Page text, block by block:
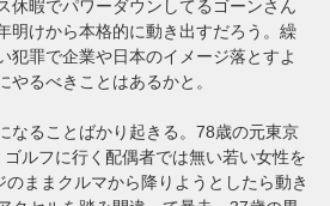
休暇でパワーダウンしてるゴーンさん
明けから本格的に動き出すだろう。繰
犯罪で企業や日本のイメージ落とすよ
やるべきことはあるかと。
なることばかり起きる。78歳の元東京
ルフに行く配偶者では無い若い女性を
ままクルマから降りようとしたら動き